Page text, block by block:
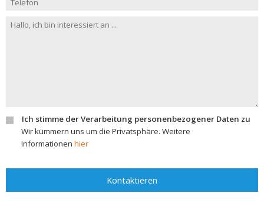
Ich stimme der Verarbeitung personenbezogener Daten zu
Wir kümmern uns um die Privatsphäre. Weitere
Informationen hier
Kontaktieren